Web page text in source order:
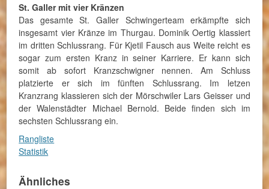
St. Galler mit vier Kränzen
Das gesamte St. Galler Schwingerteam erkämpfte sich
insgesamt vier Kränze im Thurgau. Dominik Oertig klassiert
im dritten Schlussrang. Für Kjetil Fausch aus Weite reicht es
sogar zum ersten Kranz in seiner Karriere. Er kann sich
somit ab sofort Kranzschwigner nennen. Am Schluss
platzierte er sich im fünften Schlussrang. Im letzen
Kranzrang klassieren sich der Mörschwiler Lars Geisser und
der Walenstädter Michael Bernold. Beide finden sich im
sechsten Schlussrang ein.
Rangliste
Statistik
Ähnliches